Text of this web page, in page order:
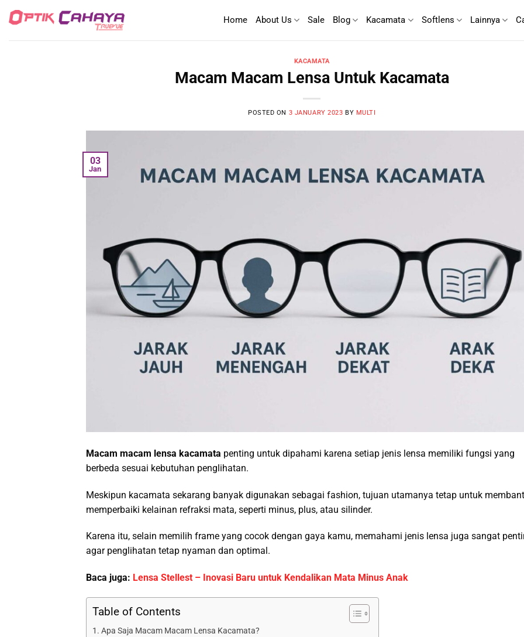
Home About Us Sale Blog Kacamata Softlens Lainnya
KACAMATA
Macam Macam Lensa Untuk Kacamata
POSTED ON 3 JANUARY 2023 BY MULTI
03
Jan
Macam macam lensa kacamata penting untuk dipahami karena setiap jenis lensa memiliki fungsi yang
berbeda sesuai kebutuhan penglihatan.
Meskipun kacamata sekarang banyak digunakan sebagai fashion, tujuan utamanya tetap untuk
memperbaiki kelainan refraksi mata, seperti minus, plus, atau silinder.
Karena itu, selain memilih frame yang cocok dengan gaya kamu, memahami jenis lensa juga sangat
agar penglihatan tetap nyaman dan optimal.
Baca juga: Lensa Stellest – Inovasi Baru untuk Kendalikan Mata Minus Anak
Table of Contents
Apa Saja Macam Macam Lensa Kacamata?